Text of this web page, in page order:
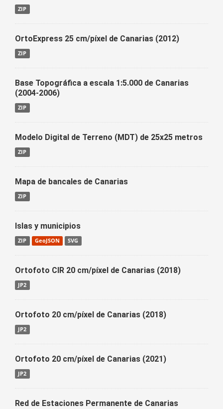
ZIP
OrtoExpress 25 cm/píxel de Canarias (2012)
ZIP
Base Topográfica a escala 1:5.000 de Canarias
(2004-2006)
ZIP
Modelo Digital de Terreno (MDT) de 25x25 metros
ZIP
Mapa de bancales de Canarias
ZIP
Islas y municipios
ZIP GeoJSON SVG
Ortofoto CIR 20 cm/píxel de Canarias (2018)
JP2
Ortofoto 20 cm/píxel de Canarias (2018)
JP2
Ortofoto 20 cm/píxel de Canarias (2021)
JP2
Red de Estaciones Permanente de Canarias